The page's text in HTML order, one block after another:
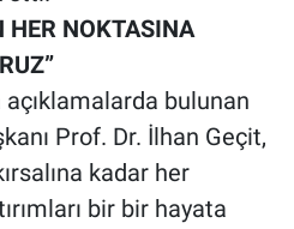
HER NOKTASINA
açıklamalarda bulunan
Prof. Dr. İlhan Geçit,
kadar her
bir bir hayata